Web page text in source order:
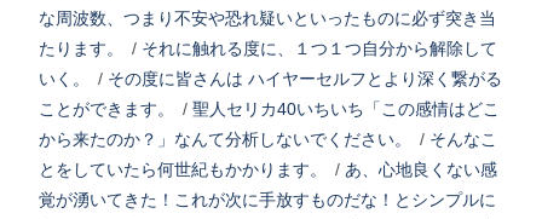
な周波数、つまり不安や恐れ疑いといったものに必ず突き当
たります。
/ それに触れる度に、１つ１つ自分から解除して
いく。
/ その度に皆さんは ハイヤーセルフとより深く繋がる
ことができます。
/ 聖人セリカ40いちいち「この感情はどこ
から来たのか？」なんて分析しないでください。
/ そんなこ
とをしていたら何世紀もかかります。
/ あ、心地良くない感
覚が湧いてきた！これが次に手放すものだな！とシンプルに